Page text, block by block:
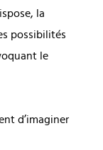
la
possibilités
le
d’imaginer